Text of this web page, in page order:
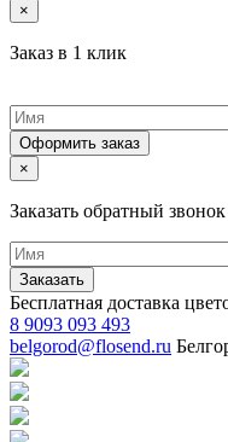
×
Заказ в 1 клик
Оформить заказ
×
Заказать обратный звонок
Заказать
Бесплатная доставка
8 9093 093 493
belgorod@flosend.ru